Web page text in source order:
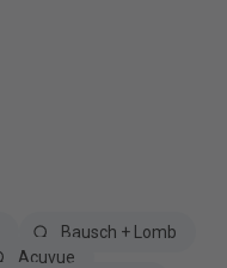
Bausch + Lomb
Acuvue